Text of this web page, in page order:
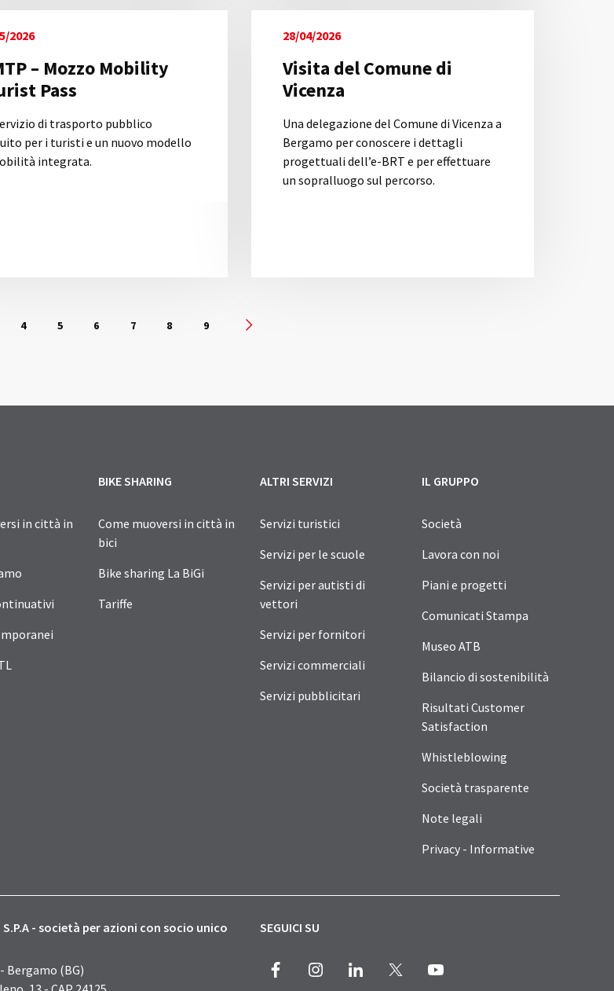
2026
– Mozzo Mobility
Pass
di trasporto pubblico
per i turisti e un nuovo modello
integrata.
28/04/2026
Visita del Comune di
Vicenza
Una delegazione del Comune di Vicenza a
Bergamo per conoscere i dettagli
progettuali dell’e-BRT e per effettuare
un sopralluogo sul percorso.
4 5 6 7 8 9
Pagina successiva
in città in
BIKE SHARING
Come muoversi in città in
bici
Bike sharing La BiGi
Tariffe
ALTRI SERVIZI
Servizi turistici
Servizi per le scuole
Servizi per autisti di
vettori
Servizi per fornitori
Servizi commerciali
Servizi pubblicitari
IL GRUPPO
Società
Lavora con noi
Piani e progetti
Comunicati Stampa
Museo ATB
Bilancio di sostenibilità
Risultati Customer
Satisfaction
Whistleblowing
Società trasparente
Note legali
Privacy - Informative
S.P.A - società per azioni con socio unico
Bergamo (BG)
SEGUICI SU
Facebook InstagramLinkedIn